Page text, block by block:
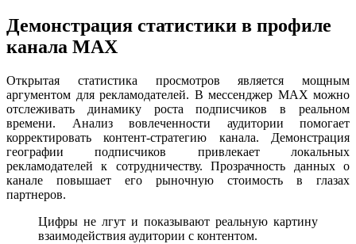
Демонстрация статистики в профиле
канала MAX
Открытая статистика просмотров является мощным
аргументом для рекламодателей. В мессенджер MAX можно
отслеживать динамику роста подписчиков в реальном
времени. Анализ вовлеченности аудитории помогает
корректировать контент-стратегию канала. Демонстрация
географии подписчиков привлекает локальных
рекламодателей к сотрудничеству. Прозрачность данных о
канале повышает его рыночную стоимость в глазах
партнеров.
Цифры не лгут и показывают реальную картину
взаимодействия аудитории с контентом.